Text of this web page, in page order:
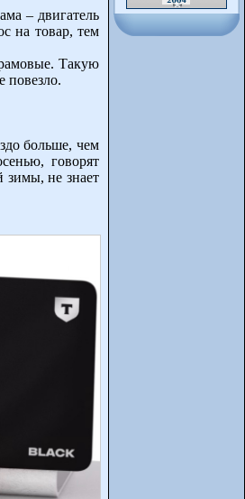
– двигатель
на товар, тем
Такую
повезло.
больше, чем
говорят
зимы, не знает